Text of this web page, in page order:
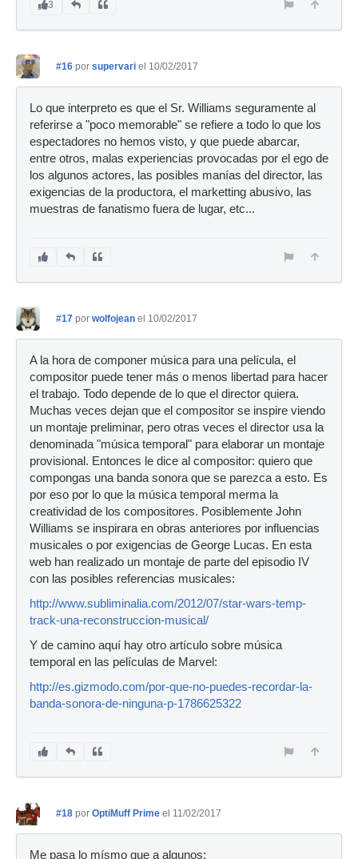
3
#16 por supervari el 10/02/2017
Lo que interpreto es que el Sr. Williams seguramente al
referirse a "poco memorable" se refiere a todo lo que los
espectadores no hemos visto, y que puede abarcar,
entre otros, malas experiencias provocadas por el ego de
los algunos actores, las posibles manías del director, las
exigencias de la productora, el marketting abusivo, las
muestras de fanatismo fuera de lugar, etc...
#17 por wolfojean el 10/02/2017
A la hora de componer música para una película, el
compositor puede tener más o menos libertad para hacer
el trabajo. Todo depende de lo que el director quiera.
Muchas veces dejan que el compositor se inspire viendo
un montaje preliminar, pero otras veces el director usa la
denominada "música temporal" para elaborar un montaje
provisional. Entonces le dice al compositor: quiero que
compongas una banda sonora que se parezca a esto. Es
por eso por lo que la música temporal merma la
creatividad de los compositores. Posiblemente John
Williams se inspirara en obras anteriores por influencias
musicales o por exigencias de George Lucas. En esta
web han realizado un montaje de parte del episodio IV
con las posibles referencias musicales:
http://www.subliminalia.com/2012/07/star-wars-temp-
track-una-reconstruccion-musical/
Y de camino aquí hay otro artículo sobre música
temporal en las películas de Marvel:
http://es.gizmodo.com/por-que-no-puedes-recordar-la-
banda-sonora-de-ninguna-p-1786625322
#18 por OptiMuff Prime el 11/02/2017
Me pasa lo mísmo que a algunos: